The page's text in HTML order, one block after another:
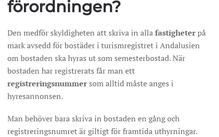
förordningen?
Den medför skyldigheten att skriva in allafastigheterpå
mark avsedd för bostäder i turismregistret i Andalusien
om bostaden ska hyras ut som semesterbostad. När
bostaden har registrerats får man ett
registreringsnummer som alltid måste anges i
hyresannonsen.
Man behöver bara skriva in bostaden en gång och
registreringsnumret är giltigt för framtida uthyrningar.